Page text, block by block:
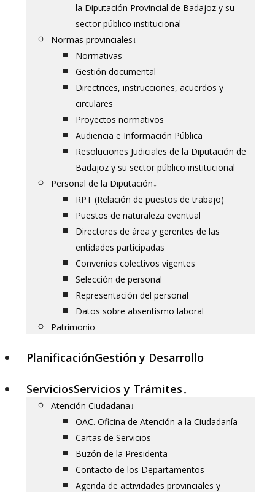
la Diputación Provincial de Badajoz y su
sector público institucional
Normas provinciales↓
Normativas
Gestión documental
Directrices, instrucciones, acuerdos y
circulares
Proyectos normativos
Audiencia e Información Pública
Resoluciones Judiciales de la Diputación de
Badajoz y su sector público institucional
Personal de la Diputación↓
RPT (Relación de puestos de trabajo)
Puestos de naturaleza eventual
Directores de área y gerentes de las
entidades participadas
Convenios colectivos vigentes
Selección de personal
Representación del personal
Datos sobre absentismo laboral
Patrimonio
PlanificaciónGestión y Desarrollo
ServiciosServicios y Trámites↓
Atención Ciudadana↓
OAC. Oficina de Atención a la Ciudadanía
Cartas de Servicios
Buzón de la Presidenta
Contacto de los Departamentos
Agenda de actividades provinciales y